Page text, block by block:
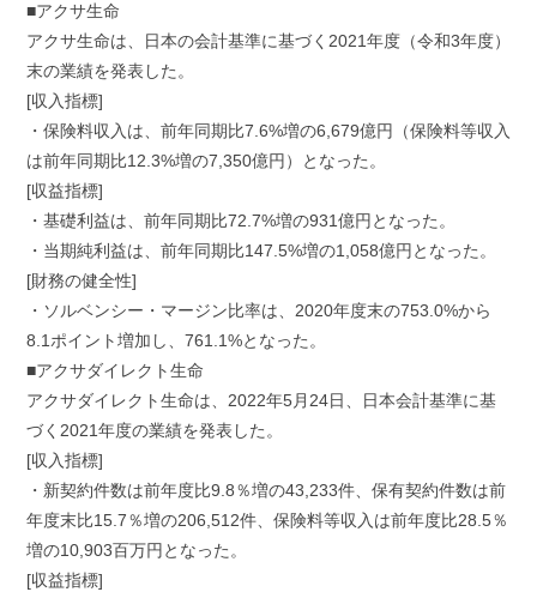
o
r
■アクサ生命
アクサ生命は、日本の会計基準に基づく2021年度（令和3年度）
末の業績を発表した。
[収入指標]
・保険料収入は、前年同期比7.6%増の6,679億円（保険料等収入
は前年同期比12.3%増の7,350億円）となった。
[収益指標]
・基礎利益は、前年同期比72.7%増の931億円となった。
・当期純利益は、前年同期比147.5%増の1,058億円となった。
[財務の健全性]
・ソルベンシー・マージン比率は、2020年度末の753.0%から
8.1ポイント増加し、761.1%となった。
■アクサダイレクト生命
アクサダイレクト生命は、2022年5月24日、日本会計基準に基
づく2021年度の業績を発表した。
[収入指標]
・新契約件数は前年度比9.8％増の43,233件、保有契約件数は前
年度末比15.7％増の206,512件、保険料等収入は前年度比28.5％
増の10,903百万円となった。
[収益指標]